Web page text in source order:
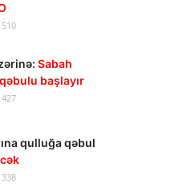
510
Sabah
başlayır
427
qulluğa qəbul
338